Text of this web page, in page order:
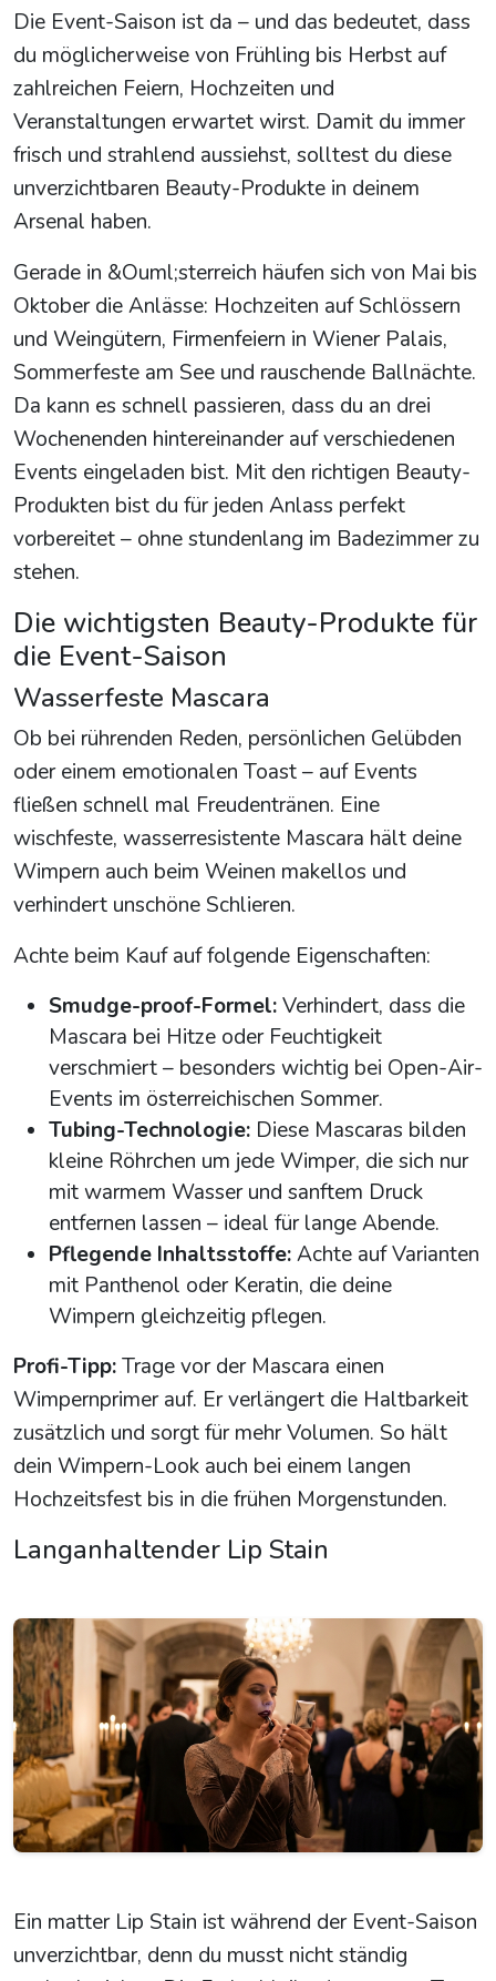
Die Event-Saison ist da – und das bedeutet, dass
du möglicherweise von Frühling bis Herbst auf
zahlreichen Feiern, Hochzeiten und
Veranstaltungen erwartet wirst. Damit du immer
frisch und strahlend aussiehst, solltest du diese
unverzichtbaren Beauty-Produkte in deinem
Arsenal haben.
Gerade in &Ouml;sterreich häufen sich von Mai bis
Oktober die Anlässe: Hochzeiten auf Schlössern
und Weingütern, Firmenfeiern in Wiener Palais,
Sommerfeste am See und rauschende Ballnächte.
Da kann es schnell passieren, dass du an drei
Wochenenden hintereinander auf verschiedenen
Events eingeladen bist. Mit den richtigen Beauty-
Produkten bist du für jeden Anlass perfekt
vorbereitet – ohne stundenlang im Badezimmer zu
stehen.
Die wichtigsten Beauty-Produkte für
die Event-Saison
Wasserfeste Mascara
Ob bei rührenden Reden, persönlichen Gelübden
oder einem emotionalen Toast – auf Events
fließen schnell mal Freudentränen. Eine
wischfeste, wasserresistente Mascara hält deine
Wimpern auch beim Weinen makellos und
verhindert unschöne Schlieren.
Achte beim Kauf auf folgende Eigenschaften:
Smudge-proof-Formel:Verhindert, dass die
Mascara bei Hitze oder Feuchtigkeit
verschmiert – besonders wichtig bei Open-Air-
Events im österreichischen Sommer.
Tubing-Technologie: Diese Mascaras bilden
kleine Röhrchen um jede Wimper, die sich nur
mit warmem Wasser und sanftem Druck
entfernen lassen – ideal für lange Abende.
Pflegende Inhaltsstoffe:Achte auf Varianten
mit Panthenol oder Keratin, die deine
Wimpern gleichzeitig pflegen.
Profi-Tipp:Trage vor der Mascara einen
Wimpernprimer auf. Er verlängert die Haltbarkeit
zusätzlich und sorgt für mehr Volumen. So hält
dein Wimpern-Look auch bei einem langen
Hochzeitsfest bis in die frühen Morgenstunden.
Langanhaltender Lip Stain
Ein matter Lip Stain ist während der Event-Saison
unverzichtbar, denn du musst nicht ständig